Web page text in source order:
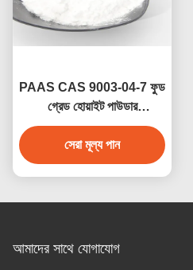
PAAS CAS 9003-04-7 ফুড
গ্রেড হোয়াইট পাউডার
পলিঅ্যাক্রিলিক অ্যাসিড সোডিয়াম
ফুড ডিসপারস্যান্টের জন্য
সেরা মূল্য পান
আমাদের সাথে যোগাযোগ